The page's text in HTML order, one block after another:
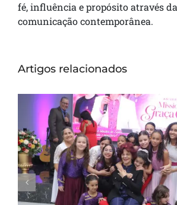
fé, influência e propósito através
comunicação contemporânea.
Artigos relacionados
Missionária Graça Oliveira
em culto de ação de graças
da Bênção